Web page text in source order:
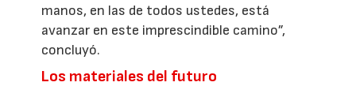
manos, en las de todos ustedes, está
avanzar en este imprescindible camino”,
concluyó.
Los materiales del futuro